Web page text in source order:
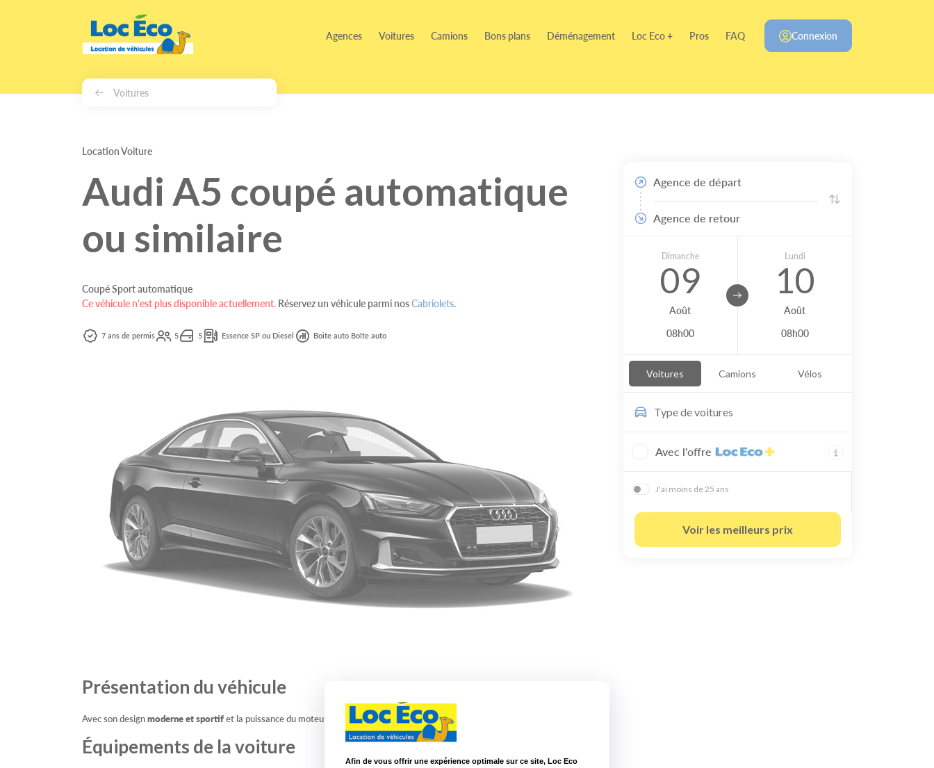
Agences Voitures Camions Bons plans Déménagement Loc Eco + Pros FAQ Connexion
Voitures
Location Voiture
Audi A5 coupé automatique
ou similaire
Coupé Sport automatique
Ce véhicule n'est plus disponible actuellement. Réservez un véhicule parmi nosCabriolets.
7 ans de permis 5 5 Essence SP ou Diesel Boite auto Boîte auto
Présentation du véhicule
Avec son designmoderne et sportifet la puissance du moteur, le coupé sport automatique ravira les amoureux de voitures !
Équipements de la voiture
Agence de départ
Agence de retour
Dimanche
09
Août
08h00
Lundi
10
Août
08h00
Voitures Camions Vélos
Type devoitures
Avec l'offre
J'ai moins de 25 ans
Voir les meilleurs prix
Afin de vous offrir une expérience optimale sur ce site, Loc Eco